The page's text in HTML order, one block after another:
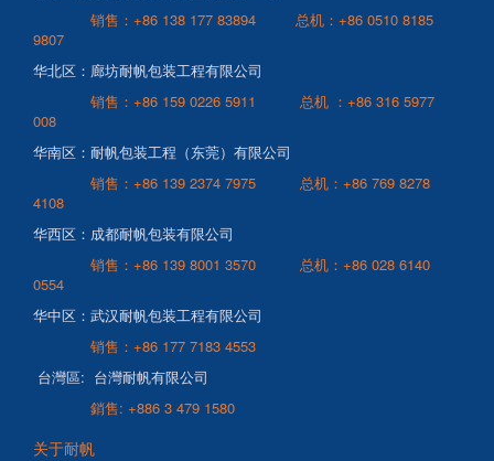
销售：+86 138 177 83894
总机：+86 0510 8185
9807
华北区：廊坊耐帆包装工程有限公司
销售：+86 159 0226 5911
总机 ：+86 316 5977
008
华南区：耐帆包装工程（东莞）有限公司
销售：+86 139 2374 7975
总机：+86 769 8278
4108
华西区：成都耐帆包装有限公司
销售：+86 139 8001 3570
总机：+86 028 6140
0554
华中区：武汉耐帆包装工程有限公司
销售：+86 177 7183 4553
台灣區: 台灣耐帆有限公司
銷售: +886 3 479 1580
关于耐帆